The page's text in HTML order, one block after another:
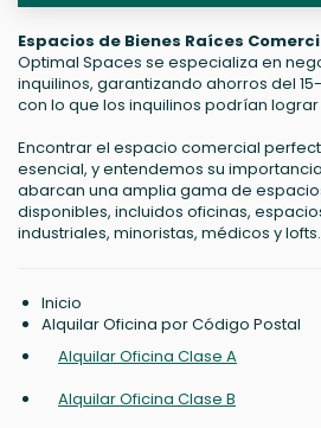
Espacios de Bienes Raíces
Optimal Spaces se especializa en
inquilinos, garantizando ahorros del
con lo que los inquilinos podrían
Encontrar el espacio comercial
esencial, y entendemos su
abarcan una amplia gama de
disponibles, incluidos oficinas,
industriales, minoristas, médicos y lofts.
Inicio
Alquilar Oficina por Código Postal
Alquilar Oficina Clase A
Alquilar Oficina Clase B